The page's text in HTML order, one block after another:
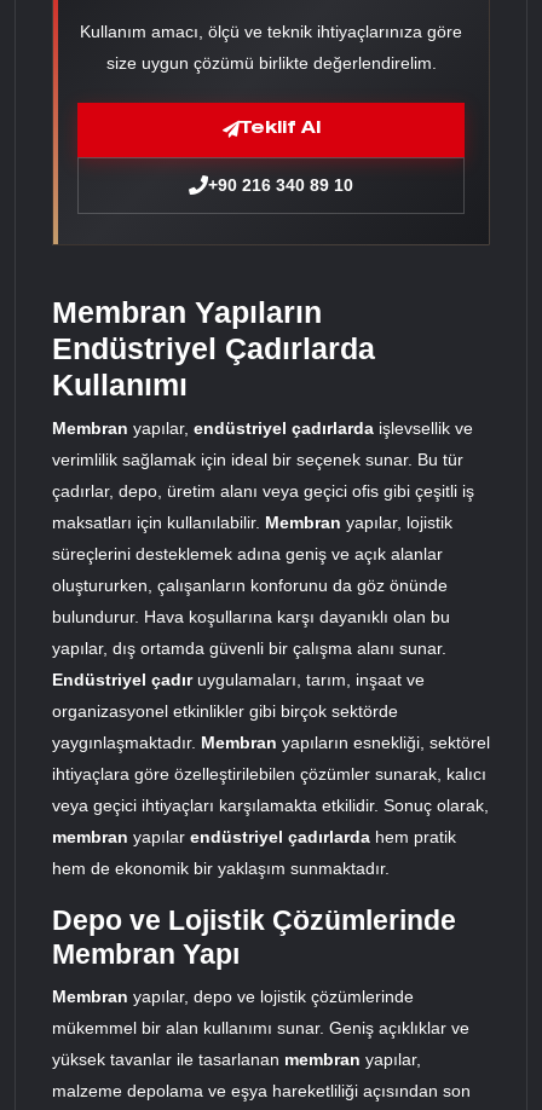
Kullanım amacı, ölçü ve teknik ihtiyaçlarınıza göre
size uygun çözümü birlikte değerlendirelim.
Teklif Al
+90 216 340 89 10
Membran Yapıların
Endüstriyel Çadırlarda
Kullanımı
Membran yapılar, endüstriyel çadırlarda işlevsellik ve
verimlilik sağlamak için ideal bir seçenek sunar. Bu tür
çadırlar, depo, üretim alanı veya geçici ofis gibi çeşitli iş
maksatları için kullanılabilir. Membran yapılar, lojistik
süreçlerini desteklemek adına geniş ve açık alanlar
oluştururken, çalışanların konforunu da göz önünde
bulundurur. Hava koşullarına karşı dayanıklı olan bu
yapılar, dış ortamda güvenli bir çalışma alanı sunar.
Endüstriyel çadıruygulamaları, tarım, inşaat ve
organizasyonel etkinlikler gibi birçok sektörde
yaygınlaşmaktadır. Membran yapıların esnekliği, sektörel
ihtiyaçlara göre özelleştirilebilen çözümler sunarak, kalıcı
veya geçici ihtiyaçları karşılamakta etkilidir. Sonuç olarak,
membran yapılar endüstriyel çadırlarda hem pratik
hem de ekonomik bir yaklaşım sunmaktadır.
Depo ve Lojistik Çözümlerinde
Membran Yapı
Membran yapılar, depo ve lojistik çözümlerinde
mükemmel bir alan kullanımı sunar. Geniş açıklıklar ve
yüksek tavanlar ile tasarlanan membran yapılar,
malzeme depolama ve eşya hareketliliği açısından son